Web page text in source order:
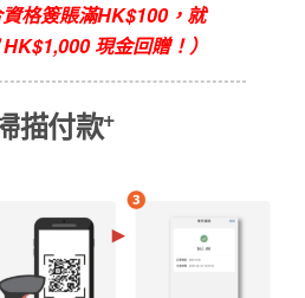
格簽賬滿HK$100，就
現金回贈！）
描付款+